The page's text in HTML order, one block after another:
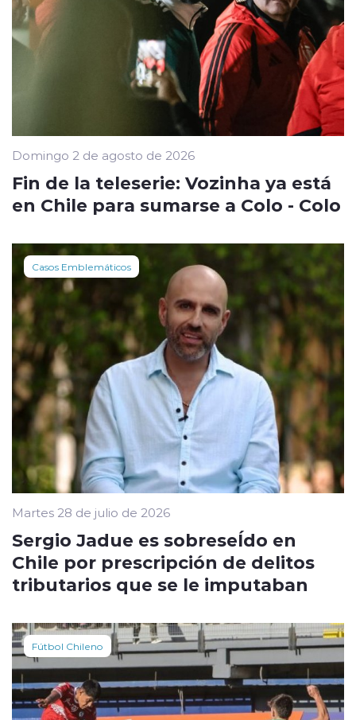
Domingo 2 de agosto de 2026
Fin de la teleserie: Vozinha ya está
en Chile para sumarse a Colo - Colo
Casos Emblemáticos
Martes 28 de julio de 2026
Sergio Jadue es sobreseÍdo en
Chile por prescripción de delitos
tributarios que se le imputaban
Fútbol Chileno